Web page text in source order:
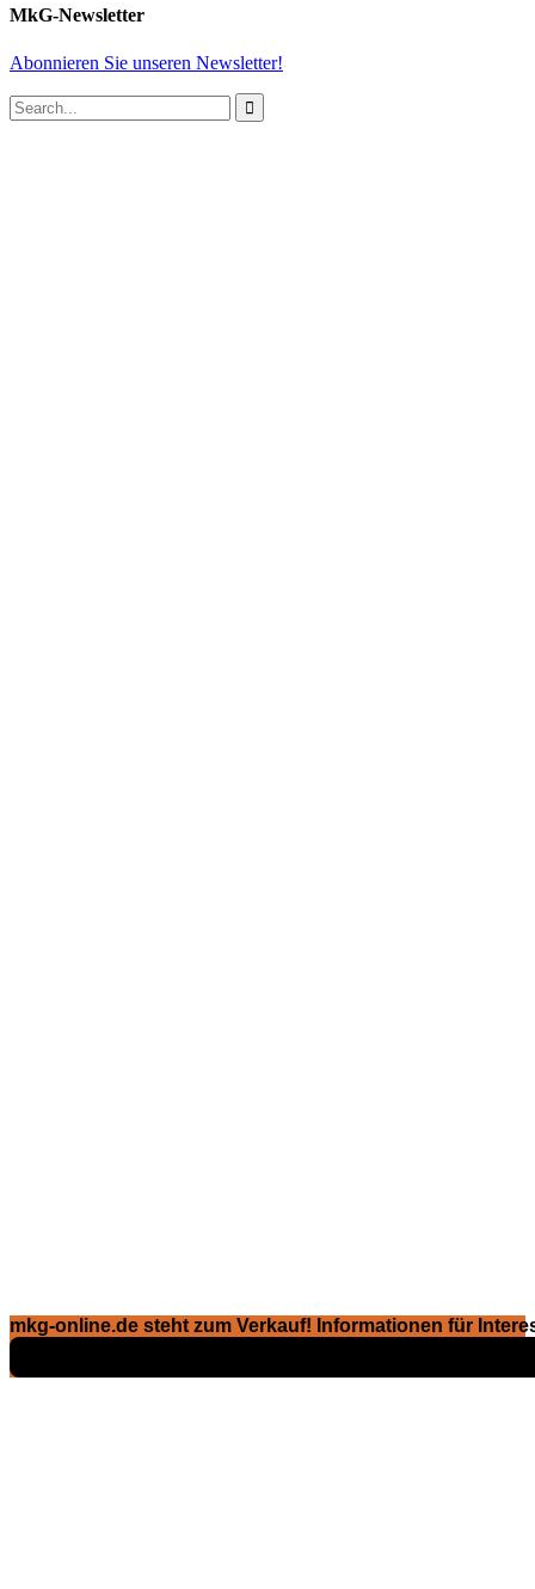
MkG-Newsletter
Abonnieren Sie unseren Newsletter!

mkg-online.de steht zum Verkauf! Informationen für